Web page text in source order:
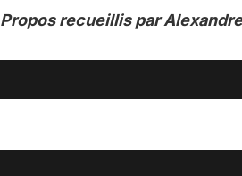
Propos recueillis par